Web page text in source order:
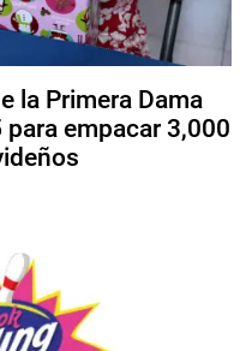
la Primera Dama
empacar 3,000